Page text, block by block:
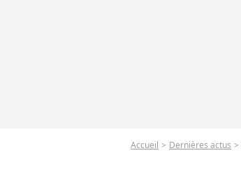
Accueil Dernières actus